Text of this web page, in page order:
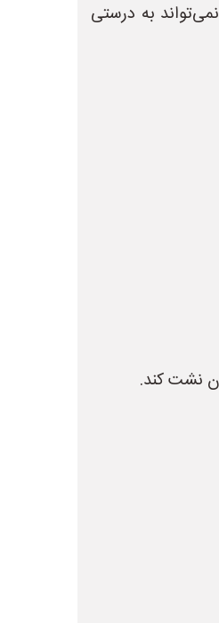
به درستی
نشت کند.